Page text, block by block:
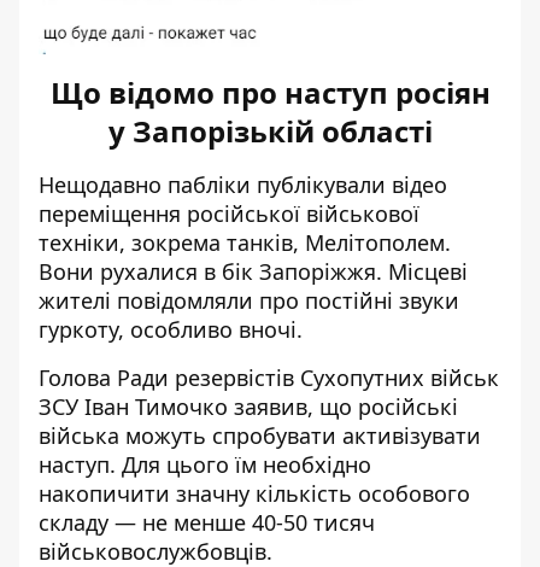
Що відомо про наступ росіян
у Запорізькій області
Нещодавно пабліки публікували відео
переміщення російської військової
техніки, зокрема танків, Мелітополем.
Вони рухалися в бік Запоріжжя. Місцеві
жителі повідомляли про постійні звуки
гуркоту, особливо вночі.
Голова Ради резервістів Сухопутних військ
ЗСУ Іван Тимочко заявив, що російські
війська можуть спробувати активізувати
наступ. Для цього їм необхідно
накопичити значну кількість особового
складу — не менше 40-50 тисяч
військовослужбовців.